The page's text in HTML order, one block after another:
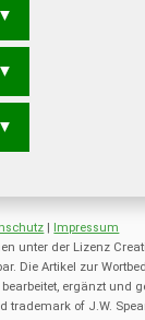
| Impressum
unter der Lizenz
Die Artikel zur
ergänzt und
trademark of J.W.